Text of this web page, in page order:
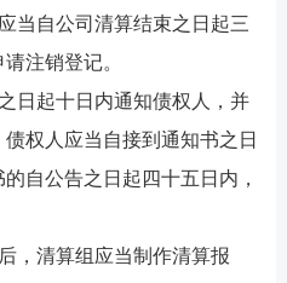
当自公司清算结束之日起三
注销登记。
日起十日内通知债权人，并
权人应当自接到通知书之日
自公告之日起四十五日内，
，清算组应当制作清算报